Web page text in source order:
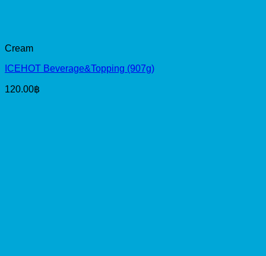
Cream
ICEHOT Beverage&Topping (907g)
120.00฿